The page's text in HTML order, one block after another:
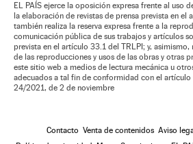
EL PAÍS ejerce la oposición expresa frente al uso
la elaboración de revistas de prensa prevista en el
también realiza la reserva expresa frente a la
comunicación pública de sus trabajos y artículos
prevista en el artículo 33.1 del TRLPI; y, asimismo,
de las reproducciones y usos de las obras y otras
este sitio web a medios de lectura mecánica u
adecuados a tal fin de conformidad con el artículo
24/2021, de 2 de noviembre
Contacto Venta de contenidos Aviso